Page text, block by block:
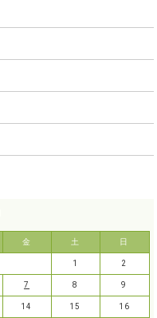
金 土 日
1 2
7 8 9
14 15 16